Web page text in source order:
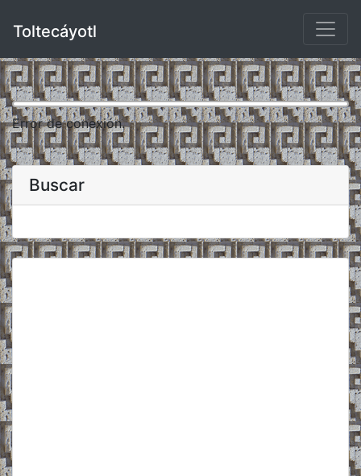
Toltecáyotl
Error de conexión.
Buscar